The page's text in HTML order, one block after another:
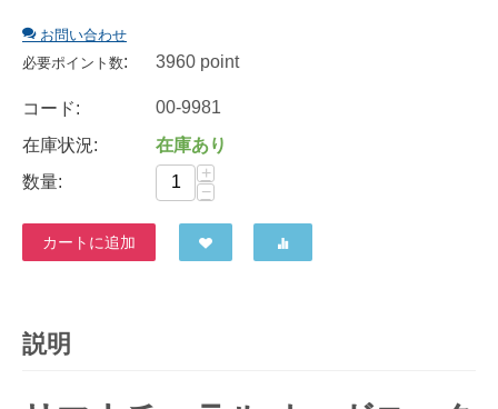
お問い合わせ
必要ポイント数: 3960 point
コード:
00-9981
在庫状況:
在庫あり
数量:
+
−
カートに追加
説明